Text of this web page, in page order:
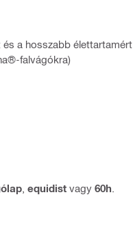
és a hosszabb élettartamért
falvágókra)
equidist vagy 60h